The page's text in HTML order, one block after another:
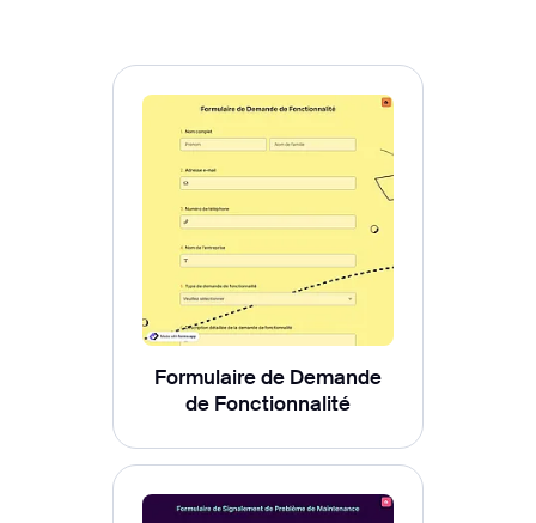
Formulaire de Demande
de Fonctionnalité